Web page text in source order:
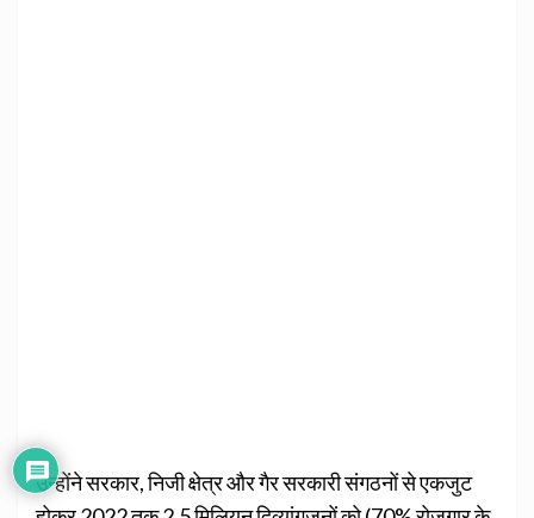
उन्होंने सरकार, निजी क्षेत्र और गैर सरकारी संगठनों से एकजुट